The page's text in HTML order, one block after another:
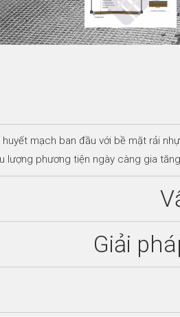
mạch ban đầu với bề mặt rải
lượng phương tiện ngày càng gia
Giải